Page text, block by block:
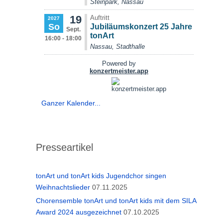
Ganzer Kalender...
Presseartikel
tonArt und tonArt kids Jugendchor singen
Weihnachtslieder 07.11.2025
Chorensemble tonArt und tonArt kids mit dem SILA
Award 2024 ausgezeichnet 07.10.2025